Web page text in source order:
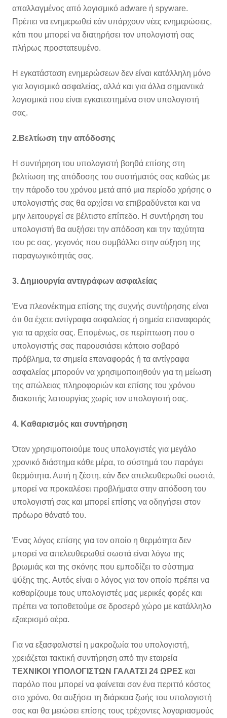
απαλλαγμένος από λογισμικό adware ή spyware.
Πρέπει να ενημερωθεί εάν υπάρχουν νέες ενημερώσεις,
κάτι που μπορεί να διατηρήσει τον υπολογιστή σας
πλήρως προστατευμένο.
Η εγκατάσταση ενημερώσεων δεν είναι κατάλληλη μόνο
για λογισμικό ασφαλείας, αλλά και για άλλα σημαντικά
λογισμικά που είναι εγκατεστημένα στον υπολογιστή
σας.
2.Βελτίωση την απόδοσης
Η συντήρηση του υπολογιστή βοηθά επίσης στη
βελτίωση της απόδοσης του συστήματός σας καθώς με
την πάροδο του χρόνου μετά από μια περίοδο χρήσης ο
υπολογιστής σας θα αρχίσει να επιβραδύνεται και να
μην λειτουργεί σε βέλτιστο επίπεδο. Η συντήρηση του
υπολογιστή θα αυξήσει την απόδοση και την ταχύτητα
του pc σας, γεγονός που συμβάλλει στην αύξηση της
παραγωγικότητάς σας.
3. Δημιουργία αντιγράφων ασφαλείας
Ένα πλεονέκτημα επίσης της συχνής συντήρησης είναι
ότι θα έχετε αντίγραφα ασφαλείας ή σημεία επαναφοράς
για τα αρχεία σας. Επομένως, σε περίπτωση που ο
υπολογιστής σας παρουσιάσει κάποιο σοβαρό
πρόβλημα, τα σημεία επαναφοράς ή τα αντίγραφα
ασφαλείας μπορούν να χρησιμοποιηθούν για τη μείωση
της απώλειας πληροφοριών και επίσης του χρόνου
διακοπής λειτουργίας χωρίς τον υπολογιστή σας.
4. Καθαρισμός και συντήρηση
Όταν χρησιμοποιούμε τους υπολογιστές για μεγάλο
χρονικό διάστημα κάθε μέρα, το σύστημά του παράγει
θερμότητα. Αυτή η ζέστη, εάν δεν απελευθερωθεί σωστά,
μπορεί να προκαλέσει προβλήματα στην απόδοση του
υπολογιστή σας και μπορεί επίσης να οδηγήσει στον
πρόωρο θάνατό του.
Ένας λόγος επίσης για τον οποίο η θερμότητα δεν
μπορεί να απελευθερωθεί σωστά είναι λόγω της
βρωμιάς και της σκόνης που εμποδίζει το σύστημα
ψύξης της. Αυτός είναι ο λόγος για τον οποίο πρέπει να
καθαρίζουμε τους υπολογιστές μας μερικές φορές και
πρέπει να τοποθετούμε σε δροσερό χώρο με κατάλληλο
εξαερισμό αέρα.
Για να εξασφαλιστεί η μακροζωία του υπολογιστή,
χρειάζεται τακτική συντήρηση από την εταιρεία
ΤΕΧΝΙΚΟΙ ΥΠΟΛΟΓΙΣΤΩΝ ΓΑΛΑΤΣΙ 24 ΩΡΕΣ και
παρόλο που μπορεί να φαίνεται σαν ένα περιττό κόστος
στο χρόνο, θα αυξήσει τη διάρκεια ζωής του υπολογιστή
σας και θα μειώσει επίσης τους τρέχοντες λογαριασμούς